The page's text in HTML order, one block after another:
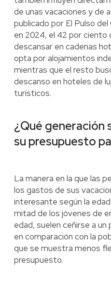
de unas vacaciones y de
publicado por El Pulso
en 2024, el 42 por
descansar en cadenas
opta por alojamientos
mientras que el resto
descanso en hoteles de
turísticos.
¿Qué generación
su presupuesto
La manera en la que las
los gastos de sus
interesante según la
mitad de los jóvenes de
edad, suelen ceñirse a
en comparación con la
que se muestra menos
presupuesto.